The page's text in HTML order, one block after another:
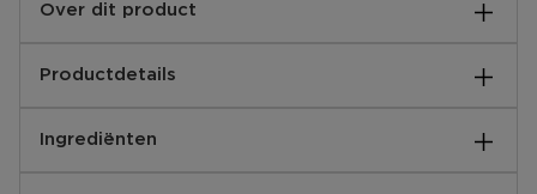
Over dit product
voor gezicht én lichaam. Verkoelt en voedt de huid na
Productdetails
3264680005879
Ingrediënten